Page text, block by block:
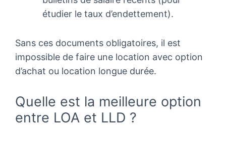
étudier le taux d’endettement).
Sans ces documents obligatoires, il est
impossible de faire une location avec option
d’achat ou location longue durée.
Quelle est la meilleure option
entre LOA et LLD ?